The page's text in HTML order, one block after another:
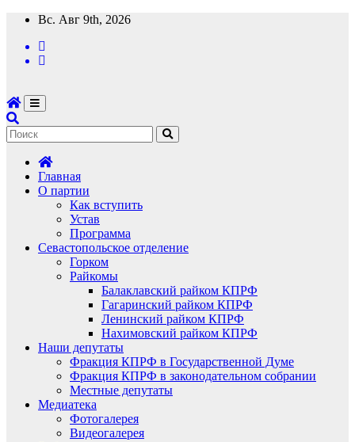
Перейти
содержимому
Вс. Авг 9th, 2026
Главная
О партии
Как вступить
Устав
Программа
Севастопольское отделение
Горком
Райкомы
Балаклавский райком КПРФ
Гагаринский райком КПРФ
Ленинский райком КПРФ
Нахимовский райком КПРФ
Наши депутаты
Фракция КПРФ в Государственной Думе
Фракция КПРФ в законодательном собрании
Местные депутаты
Медиатека
Фотогалерея
Видеогалерея